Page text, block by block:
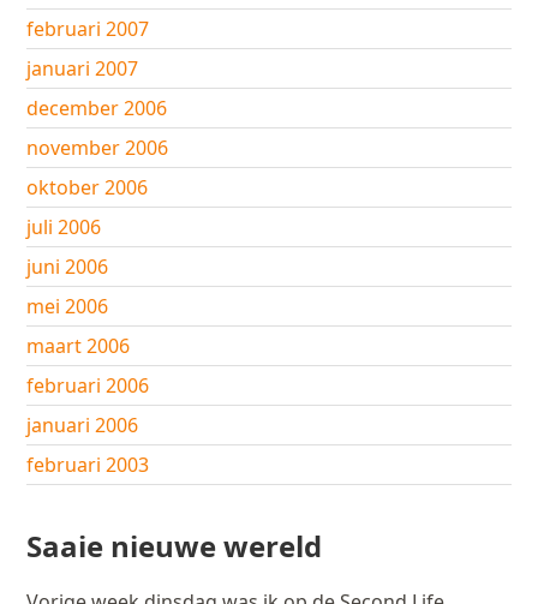
februari 2007
januari 2007
december 2006
november 2006
oktober 2006
juli 2006
juni 2006
mei 2006
maart 2006
februari 2006
januari 2006
februari 2003
Saaie nieuwe wereld